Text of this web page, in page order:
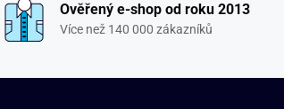
Ověřený e-shop od roku 2013
Více než 140 000 zákazníků